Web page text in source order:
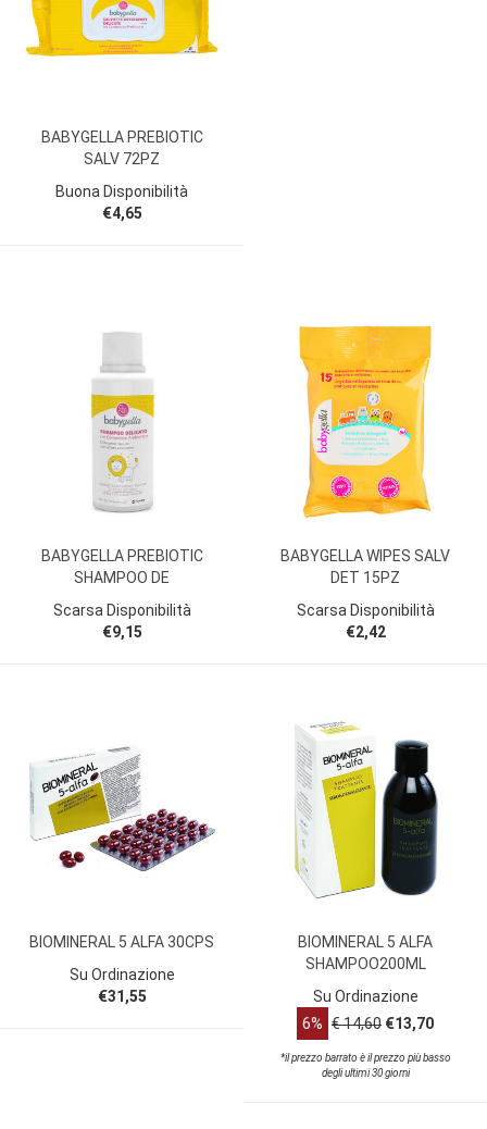
BABYGELLA PREBIOTIC
SALV 72PZ
Buona Disponibilità
€4,65
BABYGELLA PREBIOTIC
SHAMPOO DE
Scarsa Disponibilità
€9,15
BABYGELLA WIPES SALV
DET 15PZ
Scarsa Disponibilità
€2,42
BIOMINERAL 5 ALFA 30CPS
Su Ordinazione
€31,55
BIOMINERAL 5 ALFA
SHAMPOO200ML
Su Ordinazione
6% € 14,60 €13,70
*il prezzo barrato è il prezzo più basso
degli ultimi 30 giorni